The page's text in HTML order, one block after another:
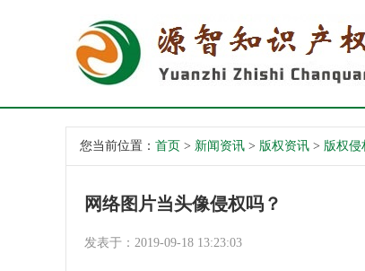
您当前位置： 首页 > 新闻资讯 > 版权资讯 > 版权侵
网络图片当头像侵权吗？
发表于：2019-09-18 13:23:03